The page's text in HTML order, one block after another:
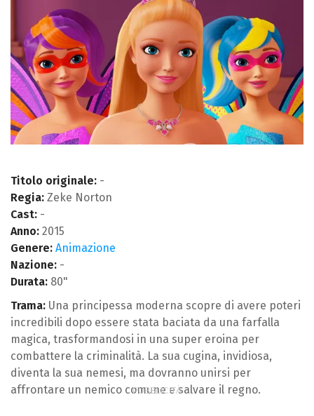
Titolo originale: -
Regia: Zeke Norton
Cast: -
Anno: 2015
Genere: Animazione
Nazione: -
Durata: 80"
Trama: Una principessa moderna scopre di avere poteri
incredibili dopo essere stata baciata da una farfalla
magica, trasformandosi in una super eroina per
combattere la criminalità. La sua cugina, invidiosa,
diventa la sua nemesi, ma dovranno unirsi per
affrontare un nemico comune e salvare il regno.